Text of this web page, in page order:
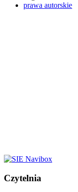
prawa autorskie
Czytelnia